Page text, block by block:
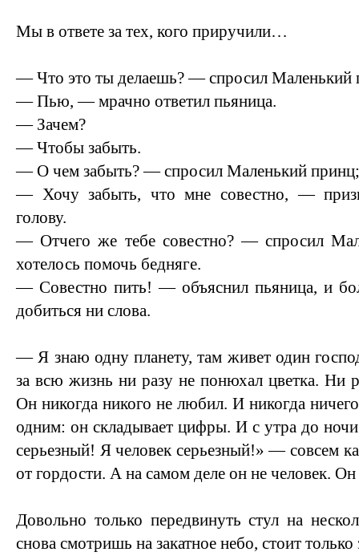
Мы в ответе за тех, кого приручили…
— Что это ты делаешь? — спросил Маленький
— Пью, — мрачно ответил пьяница.
— Зачем?
— Чтобы забыть.
— О чем забыть? — спросил Маленький принц;
— Хочу забыть, что мне совестно, —
голову.
— Отчего же тебе совестно? — спросил
хотелось помочь бедняге.
— Совестно пить! — объяснил пьяница, и
добиться ни слова.
— Я знаю одну планету, там живет один
за всю жизнь ни разу не понюхал цветка. Ни
Он никогда никого не любил. И никогда
одним: он складывает цифры. И с утра до
серьезный! Я человек серьезный!» — совсем
от гордости. А на самом деле он не человек.
Довольно только передвинуть стул на
снова смотришь на закатное небо, стоит